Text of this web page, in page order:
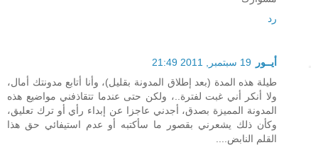
رد
أيــور
19 سبتمبر, 2011 21:49
طيلة هذه المدة (بعد إطلاق المدونة بقليل)، وأنا أتابع مدونتك أمال،
ولا أنكر أني غبت لفترة..، ولكن حتى عندما تتقاذفني مواضيع هذه
المدونة المميزة بصدق، أجدني عاجزا عن إبداء رأي أو ترك تعليق،
وكأن ذلك يشعرني بقصور ما سأكتبه أو عدم استيفائي حق هذا
القلم النابض....